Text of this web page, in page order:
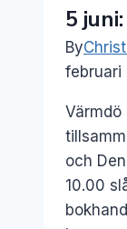
5
By
februari
Värmdö
och
10.00